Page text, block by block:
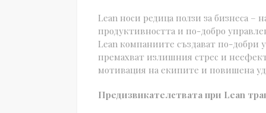
Lean носи редица ползи за бизнеса –
продуктивността и по-добро
Lean компаниите създават по-добри
премахват излишния стрес и
мотивация на екипите и повишена
Предизвикателствата при Lean